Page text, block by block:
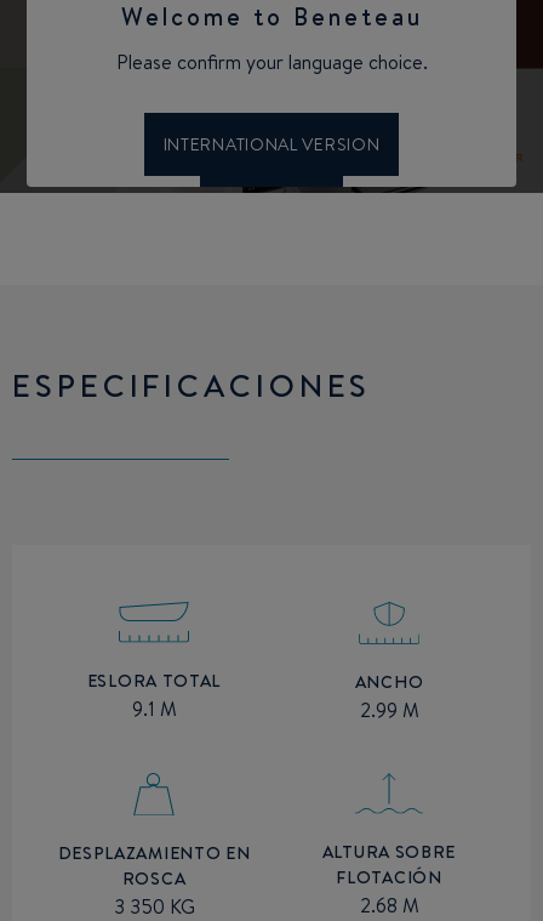
ESPECIFICACIONES
ESLORA TOTAL
9.1 M
ANCHO
2.99 M
DESPLAZAMIENTO EN
ROSCA
3 350 KG
ALTURA SOBRE
FLOTACIÓN
2.68 M